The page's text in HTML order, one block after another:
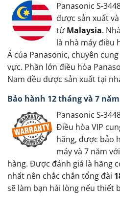
Panasonic S-
được sản xuất
từ Malaysia.
là nhà máy điều
Á của Panasonic, chuyên
vực. Phần lớn điều hòa
Nam đều được sản xuất tại
Bảo hành 12 tháng và 7
Panasonic S-
Điều hòa VIP
hãng, được bảo
máy và 7 năm
hàng. Được đánh giá là hãng
nhất nên chắc chắn tổng đài
sẽ làm bạn hài lòng nếu thiết